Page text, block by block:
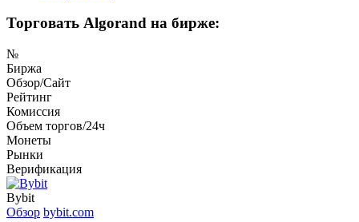
Торговать Algorand на бирже:
№
Биржа
Обзор/Сайт
Рейтинг
Комиссия
Объем торгов/24ч
Монеты
Рынки
Верификация
Bybit
Обзор bybit.com